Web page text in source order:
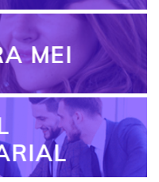
MEI